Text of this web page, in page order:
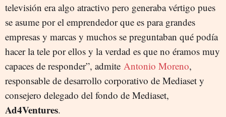
televisión era algo atractivo pero generaba vértigo pues
se asume por el emprendedor que es para grandes
empresas y marcas y muchos se preguntaban qué podía
hacer la tele por ellos y la verdad es que no éramos muy
capaces de responder”, admite Antonio Moreno,
responsable de desarrollo corporativo de Mediaset y
consejero delegado del fondo de Mediaset,
Ad4Ventures.